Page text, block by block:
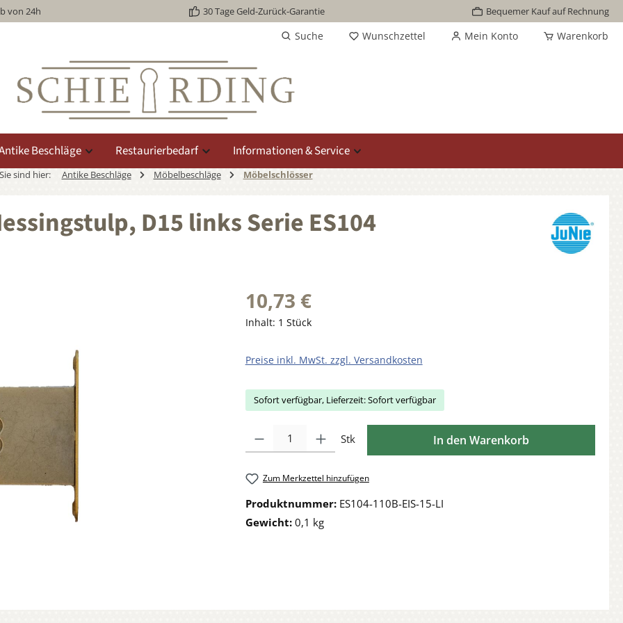
von 24h 30 Tage Geld-Zurück-Garantie Bequemer Kauf auf Rechnung
Suche Wunschzettel Mein Konto Warenkorb
Beschläge Restaurierbedarf Informationen & Service
sind hier: Antike Beschläge Möbelbeschläge Möbelschlösser
D15 links Serie ES104
10,73 €
Inhalt: 1 Stück
Preise inkl. MwSt. zzgl. Versandkosten
Sofort verfügbar, Lieferzeit: Sofort verfügbar
Stk In den Warenkorb
Zum Merkzettel hinzufügen
Produktnummer: ES104-110B-EIS-15-LI
Gewicht: 0,1 kg